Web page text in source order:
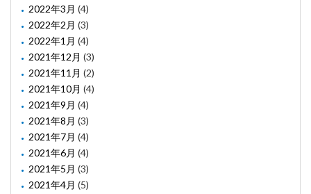
2022年3月 (4)
2022年2月 (3)
2022年1月 (4)
2021年12月 (3)
2021年11月 (2)
2021年10月 (4)
2021年9月 (4)
2021年8月 (3)
2021年7月 (4)
2021年6月 (4)
2021年5月 (3)
2021年4月 (5)